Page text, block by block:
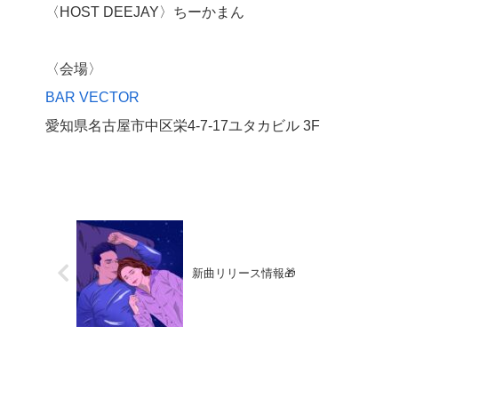
〈HOST DEEJAY〉ちーかまん
〈会場〉
BAR VECTOR
愛知県名古屋市中区栄4-7-17ユタカビル 3F
新曲リリース情報🎁